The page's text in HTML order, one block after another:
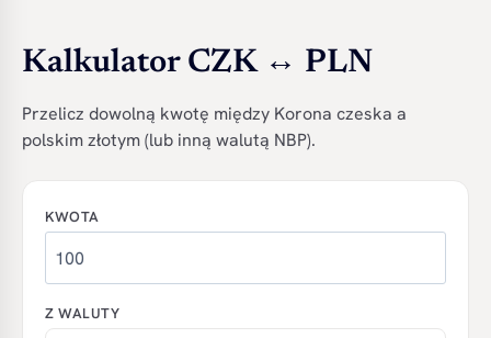
Kalkulator CZK ↔ PLN
Przelicz dowolną kwotę między Korona czeska a
polskim złotym (lub inną walutą NBP).
KWOTA
Z WALUTY